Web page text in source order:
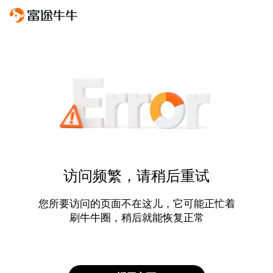
访问频繁，请稍后重试
您所要访问的页面不在这儿，它可能正忙着
刷牛牛圈，稍后就能恢复正常